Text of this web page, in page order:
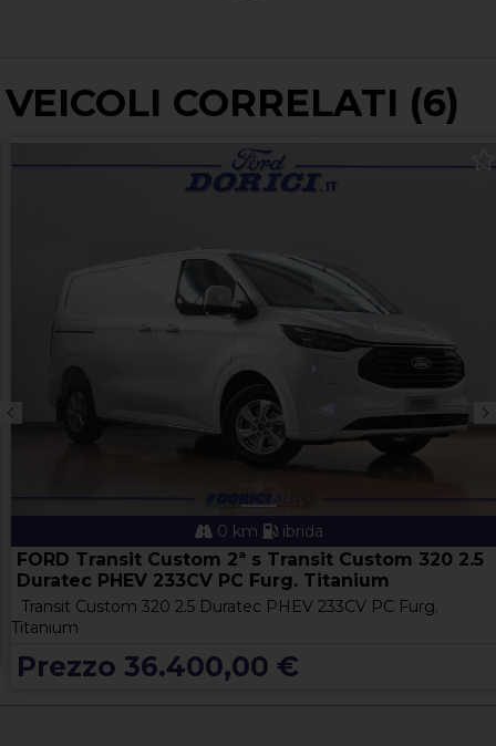
VEICOLI CORRELATI (6)
0 km ibrida
FORD Transit Custom 2ª s Transit Custom 320 2.5
Duratec PHEV 233CV PC Furg. Titanium
Transit Custom 320 2.5 Duratec PHEV 233CV PC Furg.
Titanium
Prezzo 36.400,00 €